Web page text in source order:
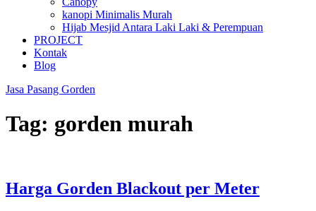
kanopi Minimalis Murah
Hijab Mesjid Antara Laki Laki & Perempuan
PROJECT
Kontak
Blog
Jasa Pasang Gorden
Tag: gorden murah
Harga Gorden Blackout per Meter